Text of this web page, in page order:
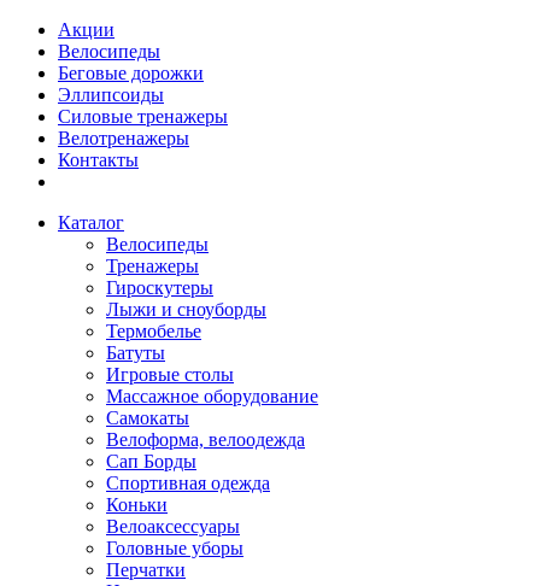
Акции
Велосипеды
Беговые дорожки
Эллипсоиды
Силовые тренажеры
Велотренажеры
Контакты
Каталог
Велосипеды
Тренажеры
Гироскутеры
Лыжи и сноуборды
Термобелье
Батуты
Игровые столы
Массажное оборудование
Самокаты
Велоформа, велоодежда
Сап Борды
Спортивная одежда
Коньки
Велоаксессуары
Головные уборы
Перчатки